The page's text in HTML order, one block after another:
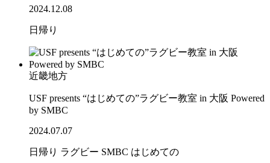
2024.12.08
日帰り
近畿地方
USF presents “はじめての”ラグビー教室 in 大阪 Powered
by SMBC
2024.07.07
日帰り ラグビー SMBC はじめての